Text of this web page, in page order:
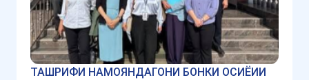
ТАШРИФИ НАМОЯНДАГОНИ БОНКИ ОСИЁИИ